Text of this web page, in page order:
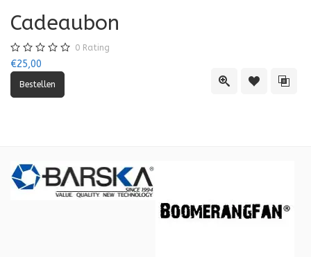
Quick ViewToevoegen
Cadeaubon
0 Rating
€25,00